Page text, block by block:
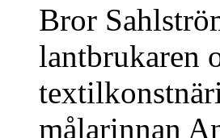
Bror
lantbrukaren
målarinnan